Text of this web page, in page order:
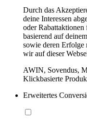
Durch das
deine Interessen
oder Rabattaktionen
basierend auf
sowie deren Erfolge
wir auf dieser
AWIN, Sovendus,
Klickbasierte
Erweitertes